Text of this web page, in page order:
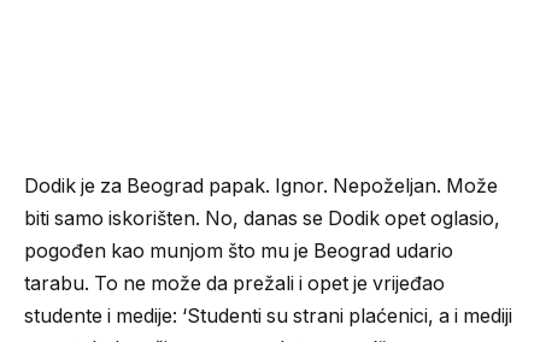
Dodik je za Beograd papak. Ignor. Nepoželjan. Može
biti samo iskorišten. No, danas se Dodik opet oglasio,
pogođen kao munjom što mu je Beograd udario
tarabu. To ne može da prežali i opet je vrijeđao
studente i medije: ‘Studenti su strani plaćenici, a i mediji